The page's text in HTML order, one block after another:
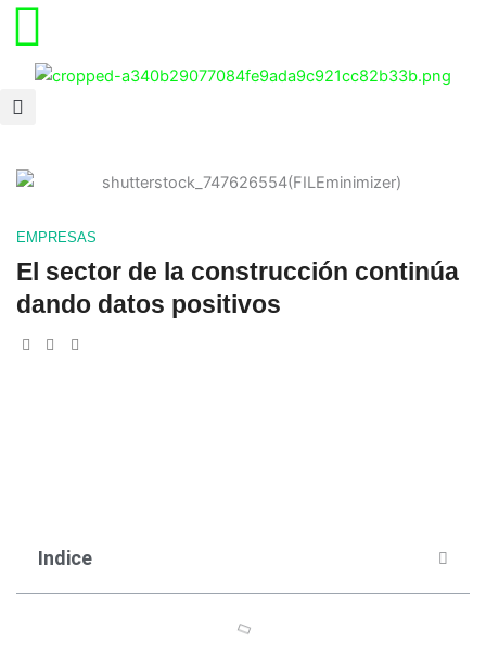
contenido
EMPRESAS
El sector de la construcción continúa
dando datos positivos
Indice